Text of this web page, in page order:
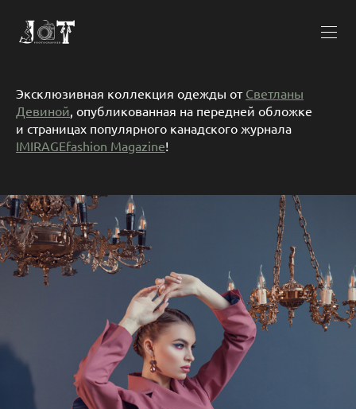
Эксклюзивная коллекция одежды от Светланы
Девиной , опубликованная на передней обложке
и страницах популярного канадского журнала
IMIRAGEfashion Magazine!